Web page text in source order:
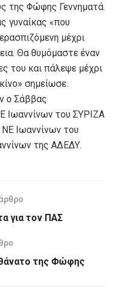
της Φώφης Γεννηματά.
γυναίκας «που
μέχρι
Θα θυμόμαστε έναν
του και πάλεψε μέχρι
σημείωσε.
ο Σάββας
Ιωαννίνων του ΣΥΡΙΖΑ
Ιωαννίνων του
της ΑΔΕΔΥ.
για τον ΠΑΣ
θάνατο της Φώφης